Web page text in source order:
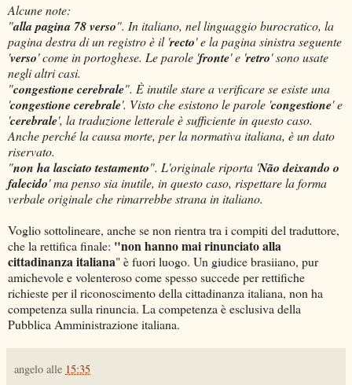
Alcune note:
"alla pagina 78 verso". In italiano, nel linguaggio burocratico, la
pagina destra di un registro è il 'recto' e la pagina sinistra seguente
'verso' come in portoghese. Le parole 'fronte' e 'retro' sono usate
negli altri casi.
"congestione cerebrale". È inutile stare a verificare se esiste una
'congestione cerebrale'. Visto che esistono le parole 'congestione' e
'cerebrale', la traduzione letterale è sufficiente in questo caso.
Anche perché la causa morte, per la normativa italiana, è un dato
riservato.
"non ha lasciato testamento". L'originale riporta 'Não deixando o
falecido' ma penso sia inutile, in questo caso, rispettare la forma
verbale originale che rimarrebbe strana in italiano.
Voglio sottolineare, anche se non rientra tra i compiti del traduttore,
che la rettifica finale: "non hanno mai rinunciato alla
cittadinanza italiana" è fuori luogo. Un giudice brasiiano, pur
amichevole e volenteroso come spesso succede per rettifiche
richieste per il riconoscimento della cittadinanza italiana, non ha
competenza sulla rinuncia. La competenza è esclusiva della
Pubblica Amministrazione italiana.
angelo alle 15:35